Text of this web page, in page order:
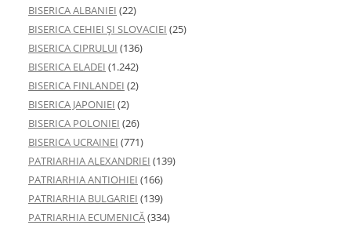
BISERICA ALBANIEI (22)
BISERICA CEHIEI ŞI SLOVACIEI (25)
BISERICA CIPRULUI (136)
BISERICA ELADEI (1.242)
BISERICA FINLANDEI (2)
BISERICA JAPONIEI (2)
BISERICA POLONIEI (26)
BISERICA UCRAINEI (771)
PATRIARHIA ALEXANDRIEI (139)
PATRIARHIA ANTIOHIEI (166)
PATRIARHIA BULGARIEI (139)
PATRIARHIA ECUMENICĂ(334)